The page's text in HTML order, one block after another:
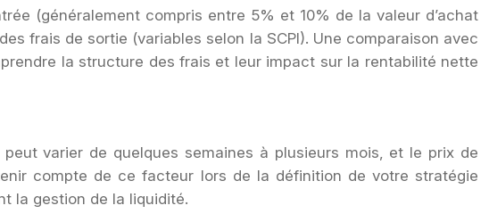
(généralement compris entre 5% et 10% de la valeur d’achat
frais de sortie (variables selon la SCPI). Une comparaison avec
la structure des frais et leur impact sur la rentabilité nette
varier de quelques semaines à plusieurs mois, et le prix de
compte de ce facteur lors de la définition de votre stratégie
la gestion de la liquidité.